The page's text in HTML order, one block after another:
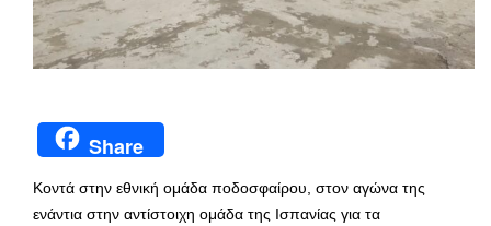
Share
Κοντά στην εθνική ομάδα ποδοσφαίρου, στον αγώνα της
ενάντια στην αντίστοιχη ομάδα της Ισπανίας για τα